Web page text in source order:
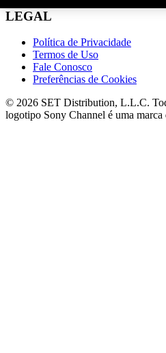
LEGAL
Política de Privacidade
Termos de Uso
Fale Conosco
Preferências de Cookies
© 2026 SET Distribution, L.L.C.
logotipo Sony Channel é uma